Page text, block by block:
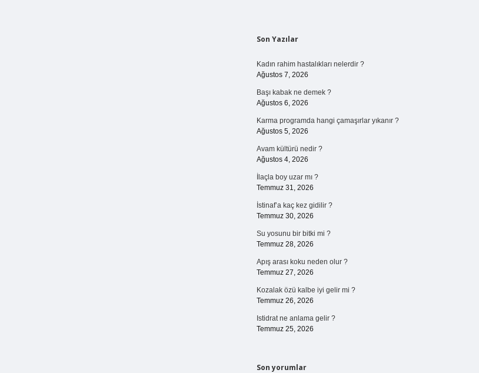
Sidebar
Son Yazılar
Kadın rahim hastalıkları nelerdir ?
Ağustos 7, 2026
Başı kabak ne demek ?
Ağustos 6, 2026
Karma programda hangi çamaşırlar yıkanır ?
Ağustos 5, 2026
Avam kültürü nedir ?
Ağustos 4, 2026
İlaçla boy uzar mı ?
Temmuz 31, 2026
İstinaf’a kaç kez gidilir ?
Temmuz 30, 2026
Su yosunu bir bitki mi ?
Temmuz 28, 2026
Apış arası koku neden olur ?
Temmuz 27, 2026
Kozalak özü kalbe iyi gelir mi ?
Temmuz 26, 2026
Istidrat ne anlama gelir ?
Temmuz 25, 2026
Son yorumlar